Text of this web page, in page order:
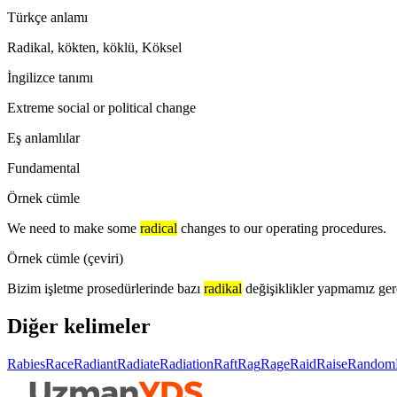
Türkçe anlamı
Radikal, kökten, köklü, Köksel
İngilizce tanımı
Extreme social or political change
Eş anlamlılar
Fundamental
Örnek cümle
We need to make some radical changes to our operating procedures.
Örnek cümle (çeviri)
Bizim işletme prosedürlerinde bazı radikal değişiklikler yapmamız
Diğer kelimeler
RabiesRaceRadiantRadiateRadiationRaftRagRageRaidRaiseRandom